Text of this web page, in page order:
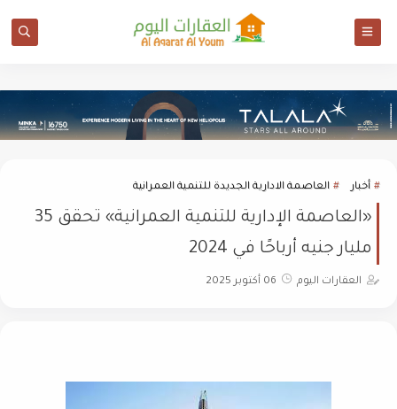
أخبار العاصمة الادارية الجديدة للتنمية العمرانية
«العاصمة الإدارية للتنمية العمرانية» تحقق 35
مليار جنيه أرباحًا في 2024
العقارات اليوم 06 أكتوبر 2025